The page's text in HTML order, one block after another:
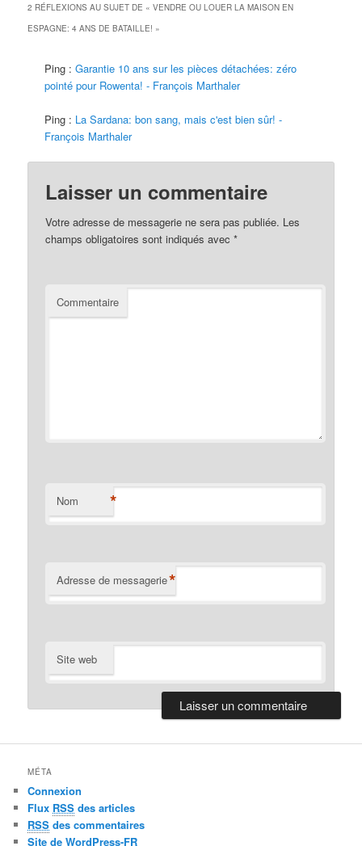
2 RÉFLEXIONS AU SUJET DE «VENDRE OU LOUER LA MAISON EN
ESPAGNE: 4 ANS DE BATAILLE! »
Ping :Garantie 10 ans sur les pièces détachées: zéro
pointé pour Rowenta! - François Marthaler
Ping : La Sardana: bon sang, mais c'est bien sûr! -
François Marthaler
Laisser un commentaire
Votre adresse de messagerie ne sera pas publiée. Les
champs obligatoires sont indiqués avec*
Commentaire
Nom *
Adresse de messagerie*
Site web
MÉTA
Connexion
Flux RSS des articles
RSS des commentaires
Site de WordPress-FR